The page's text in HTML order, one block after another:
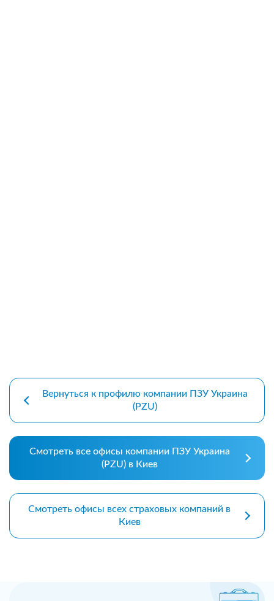
Вернуться к профилю компании ПЗУ Украина
(PZU)
Смотреть все офисы компании ПЗУ Украина
(PZU) в Киев
Смотреть офисы всех страховых компаний в
Киев